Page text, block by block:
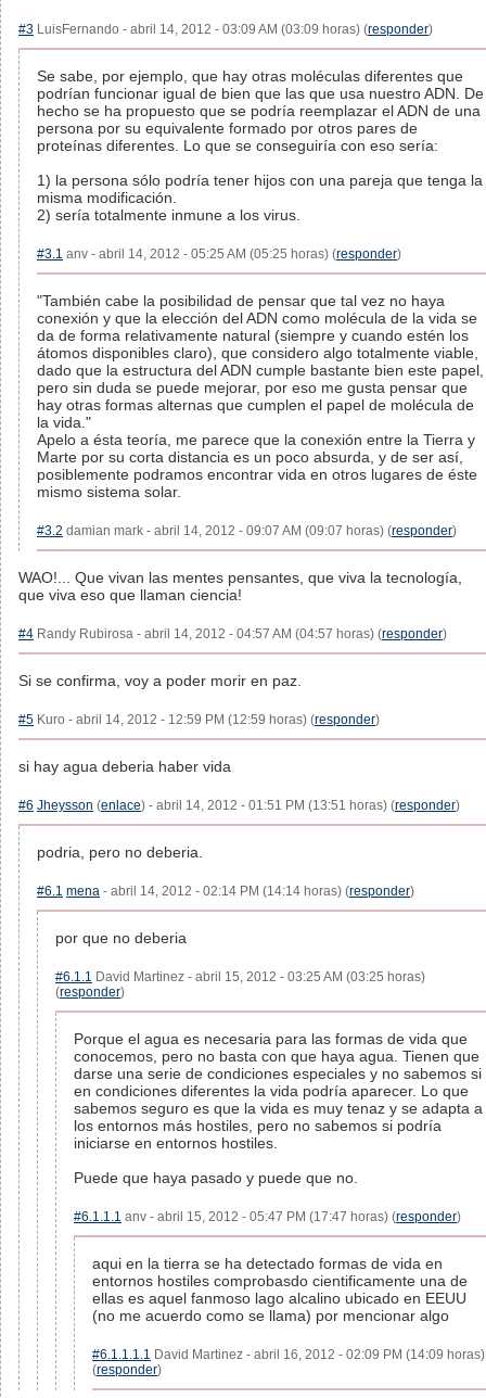
#3 LuisFernando - abril 14, 2012 - 03:09 AM (03:09 horas) (responder)
Se sabe, por ejemplo, que hay otras moléculas diferentes que
podrían funcionar igual de bien que las que usa nuestro ADN. De
hecho se ha propuesto que se podría reemplazar el ADN de una
persona por su equivalente formado por otros pares de
proteínas diferentes. Lo que se conseguiría con eso sería:
1) la persona sólo podría tener hijos con una pareja que tenga la
misma modificación.
2) sería totalmente inmune a los virus.
#3.1 anv - abril 14, 2012 - 05:25 AM (05:25 horas) (responder)
"También cabe la posibilidad de pensar que tal vez no haya
conexión y que la elección del ADN como molécula de la vida se
da de forma relativamente natural (siempre y cuando estén los
átomos disponibles claro), que considero algo totalmente viable,
dado que la estructura del ADN cumple bastante bien este papel,
pero sin duda se puede mejorar, por eso me gusta pensar que
hay otras formas alternas que cumplen el papel de molécula de
la vida."
Apelo a ésta teoría, me parece que la conexión entre la Tierra y
Marte por su corta distancia es un poco absurda, y de ser así,
posiblemente podramos encontrar vida en otros lugares de éste
mismo sistema solar.
#3.2 damian mark - abril 14, 2012 - 09:07 AM (09:07 horas) (responder)
WAO!... Que vivan las mentes pensantes, que viva la tecnología,
que viva eso que llaman ciencia!
#4 Randy Rubirosa - abril 14, 2012 - 04:57 AM (04:57 horas) (responder)
Si se confirma, voy a poder morir en paz.
#5 Kuro - abril 14, 2012 - 12:59 PM (12:59 horas) (responder)
si hay agua deberia haber vida
#6 Jheysson (enlace) - abril 14, 2012 - 01:51 PM (13:51 horas) (responder)
podria, pero no deberia.
#6.1 mena - abril 14, 2012 - 02:14 PM (14:14 horas) (responder)
por que no deberia
#6.1.1 David Martinez - abril 15, 2012 - 03:25 AM (03:25 horas)
(responder)
Porque el agua es necesaria para las formas de vida que
conocemos, pero no basta con que haya agua. Tienen que
darse una serie de condiciones especiales y no sabemos si
en condiciones diferentes la vida podría aparecer. Lo que
sabemos seguro es que la vida es muy tenaz y se adapta a
los entornos más hostiles, pero no sabemos si podría
iniciarse en entornos hostiles.
Puede que haya pasado y puede que no.
#6.1.1.1 anv - abril 15, 2012 - 05:47 PM (17:47 horas) (responder)
aqui en la tierra se ha detectado formas de vida en
entornos hostiles comprobasdo cientificamente una de
ellas es aquel fanmoso lago alcalino ubicado en EEUU
(no me acuerdo como se llama) por mencionar algo
#6.1.1.1.1 David Martinez - abril 16, 2012 - 02:09 PM (14:09 horas)
(responder)